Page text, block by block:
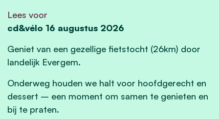
Lees voor
cd&vélo 16 augustus 2026
Geniet van een gezellige fietstocht (26km) door
landelijk Evergem.
Onderweg houden we halt voor hoofdgerecht en
dessert – een moment om samen te genieten en
bij te praten.